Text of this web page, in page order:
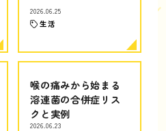
2026.06.25
生活
喉の痛みから始まる
溶連菌の合併症リス
クと実例
2026.06.23